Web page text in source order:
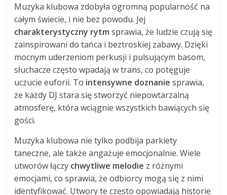
Muzyka klubowa zdobyła ogromną popularność na
całym świecie, i nie bez powodu. Jej
charakterystyczny rytm sprawia, że ludzie czują się
zainspirowani do tańca i beztroskiej zabawy. Dzięki
mocnym uderzeniom perkusji i pulsującym basom,
słuchacze często wpadają w trans, co potęguje
uczucie euforii. To intensywne doznanie sprawia,
że każdy DJ stara się stworzyć niepowtarzalną
atmosferę, która wciągnie wszystkich bawiących się
gości.
Muzyka klubowa nie tylko podbija parkiety
taneczne, ale także angażuje emocjonalnie. Wiele
utworów łączy chwytliwe melodie z różnymi
emocjami, co sprawia, że odbiorcy mogą się z nimi
identyfikować. Utwory te często opowiadają historie